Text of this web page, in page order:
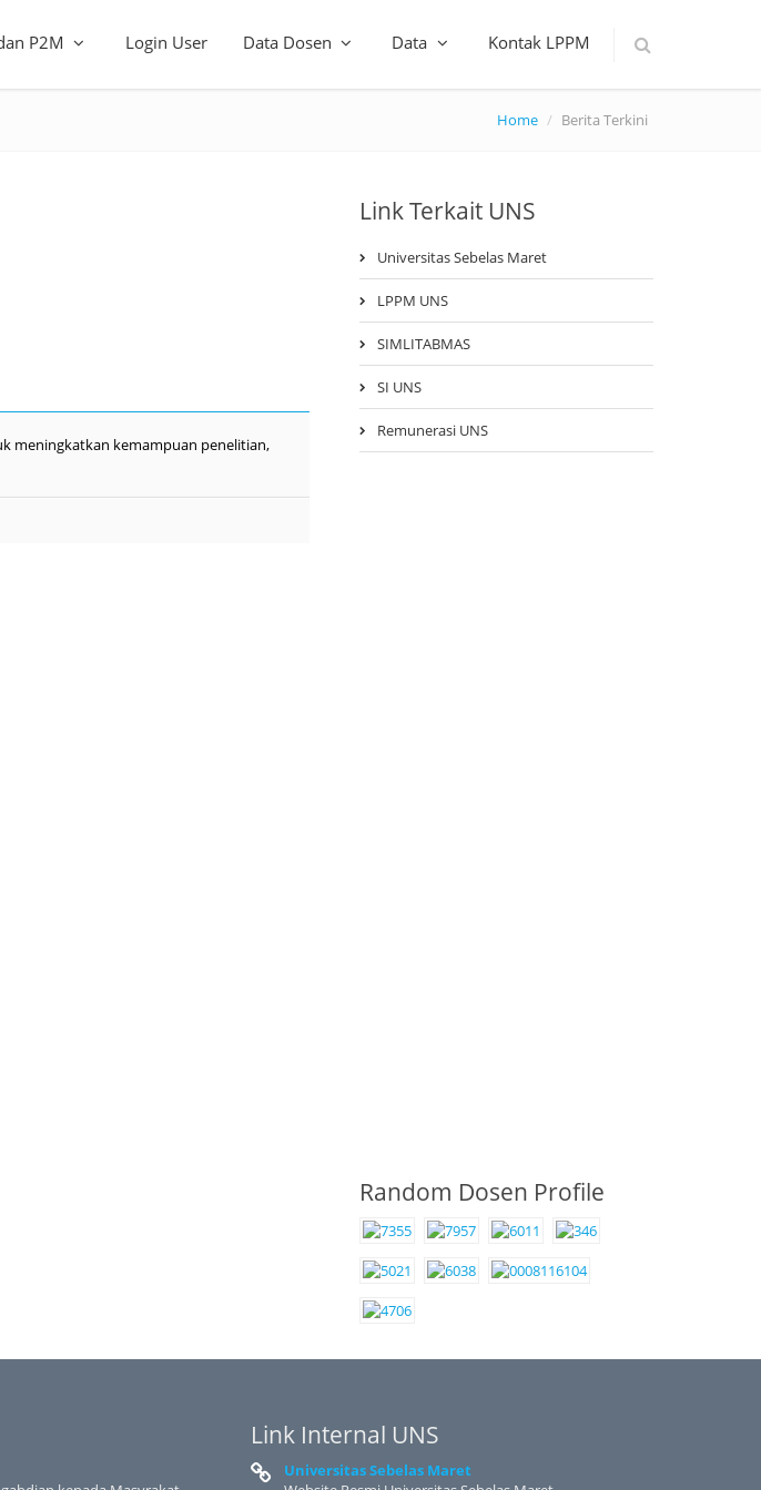
P2M Login User Data Dosen Data Kontak LPPM
Home Berita Terkini
meningkatkan kemampuan penelitian,
Link Terkait UNS
Universitas Sebelas Maret
LPPM UNS
SIMLITABMAS
SI UNS
Remunerasi UNS
Random Dosen Profile
Link Internal UNS
Universitas Sebelas Maret